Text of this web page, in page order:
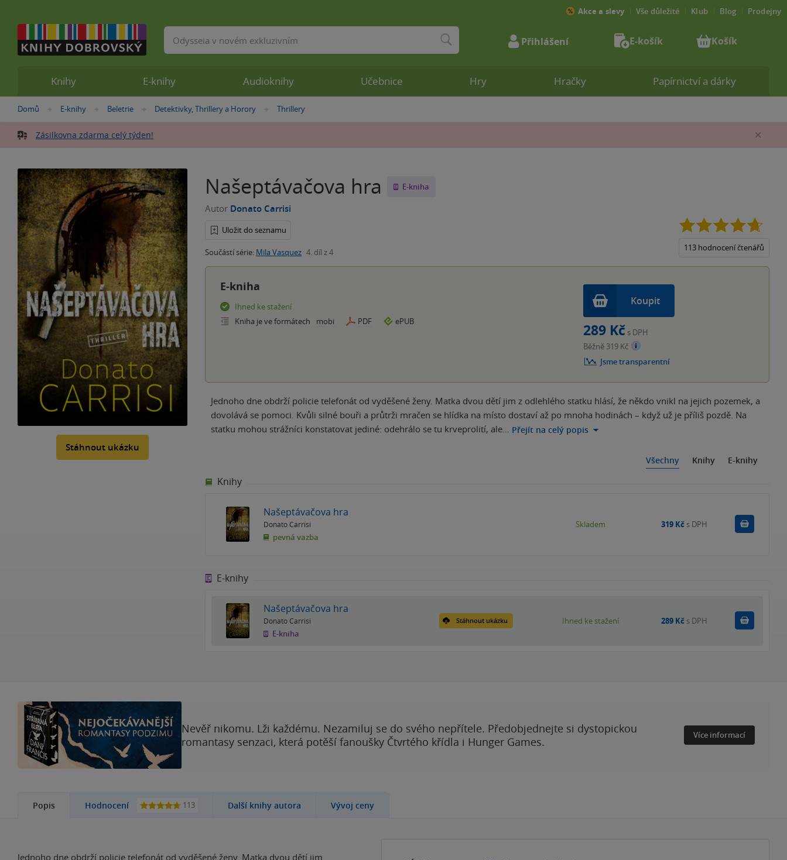
Nacházíte
zde:
Domů »
E-knihy »
Beletrie »
Detektivky, Thrillery a Horory »
Thrillery
Zásilkovna zdarma celý týden!
Stáhnout ukázku
Našeptávačova hra E-kniha
Autor Donato Carrisi
Uložit do seznamu
Součástí série: Mila Vasquez 4. díl z 4
5
113 hodnocení čtenářů
E-kniha
Ihned ke stažení
Kniha je ve formátech
mobi PDF ePUB
Koupit
289 Kč s DPH
Běžně 319 Kč
Jsme transparentní
Jednoho dne obdrží policie telefonát od vyděšené ženy. Matka dvou dětí jim z odlehlého statku hlásí, že někdo vnikl na jejich pozemek, a
dovolává se pomoci. Kvůli silné bouři a průtrži mračen se hlídka na místo dostaví až po mnoha hodinách – když už je příliš pozdě. Na
statku mohou strážníci konstatovat jediné: odehrálo se tu krveprolití, ale… Přejít na celý popis
Všechny Knihy E-knihy
Knihy
Našeptávačova hra
Donato Carrisi
pevná vazba
Skladem 319 Kč s DPH
E-knihy
Našeptávačova hra
Donato Carrisi
E-kniha
Stáhnout ukázku Ihned ke stažení 289 Kč s DPH Koupit
Nevěř nikomu. Lži každému. Nezamiluj se do svého nepřítele. Předobjednejte si dystopickou
romantasy senzaci, která potěší fanoušky Čtvrtého křídla i Hunger Games.
Více informací
Popis Hodnocení 113 Další knihy autora Vývoj ceny
Jednoho dne obdrží policie telefonát od vyděšené ženy. Matka dvou dětí jim
Knihy E-knihy Audioknihy Učebnice Hry Hračky Papírnictví a dárky
Akce a slevy Vše důležité Klub Blog Prodejny
Vyhledávání Přihlášení E-košík Košík